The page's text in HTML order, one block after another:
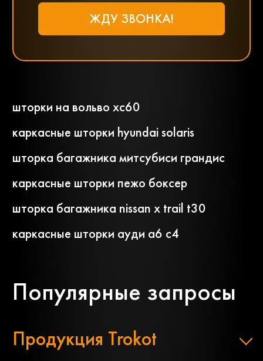
Популярные запросы
Продукция Trokot
шторки на вольво хс60
каркасные шторки hyundai solaris
шторка багажника митсубиси грандис
каркасные шторки пежо боксер
шторка багажника nissan x trail t30
каркасные шторки ауди а6 с4